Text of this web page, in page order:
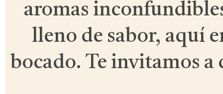
aromas
lleno de sabor, aquí
bocado. Te invitamos